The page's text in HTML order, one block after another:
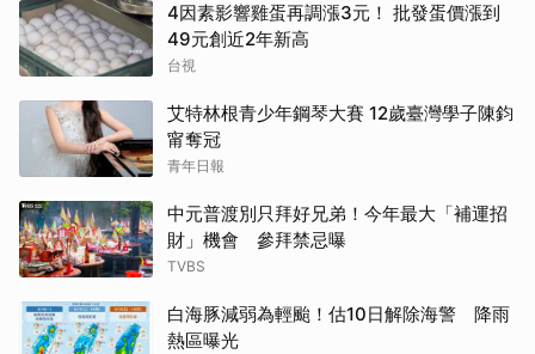
4因素影響雞蛋再調漲3元！ 批發蛋價漲到
49元創近2年新高
台視
艾特林根青少年鋼琴大賽 12歲臺灣學子陳鈞
甯奪冠
青年日報
中元普渡別只拜好兄弟！今年最大「補運招
財」機會 參拜禁忌曝
TVBS
白海豚減弱為輕颱！估10日解除海警 降雨
熱區曝光